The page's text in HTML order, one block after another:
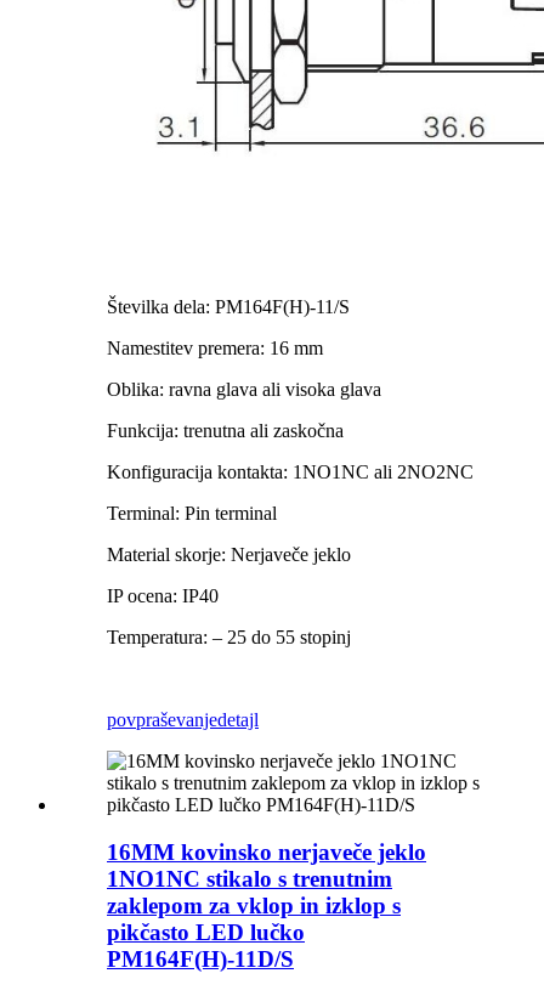
Številka dela: PM164F(H)-11/S
Namestitev premera: 16 mm
Oblika: ravna glava ali visoka glava
Funkcija: trenutna ali zaskočna
Konfiguracija kontakta: 1NO1NC ali 2NO2NC
Terminal: Pin terminal
Material skorje: Nerjaveče jeklo
IP ocena: IP40
Temperatura: – 25 do 55 stopinj
povpraševanjedetajl
16MM kovinsko nerjaveče jeklo
1NO1NC stikalo s trenutnim
zaklepom za vklop in izklop s
pikčasto LED lučko
PM164F(H)-11D/S